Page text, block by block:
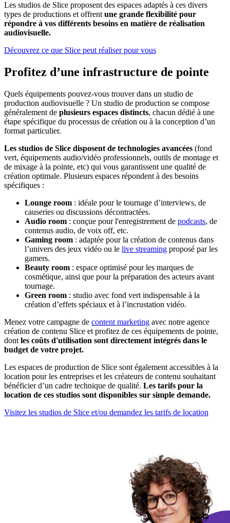
Les studios de Slice proposent des espaces adaptés à ces divers
types de productions et offrent une grande flexibilité pour
répondre à vos différents besoins en matière de réalisation
audiovisuelle.
Découvrez ce que Slice peut réaliser pour vous
Profitez d’une infrastructure de pointe
Quels équipements pouvez-vous trouver dans un studio de
production audiovisuelle ? Un studio de production se compose
généralement de plusieurs espaces distincts, chacun dédié à une
étape spécifique du processus de création ou à la conception d’un
format particulier.
Les studios de Slice disposent de technologies avancées (fond
vert, équipements audio/vidéo professionnels, outils de montage et
de mixage à la pointe, etc) qui vous garantissent une qualité de
création optimale. Plusieurs espaces répondent à des besoins
spécifiques :
Lounge room : idéale pour le tournage d’interviews, de
causeries ou discussions décontractées.
Audio room : conçue pour l'enregistrement de podcasts, de
contenus audio, de voix off, etc.
Gaming room : adaptée pour la création de contenus dans
l’univers des jeux vidéo ou le live streaming proposé par les
gamers.
Beauty room : espace optimisé pour les marques de
cosmétique, ainsi que pour la préparation des acteurs avant
tournage.
Green room : studio avec fond vert indispensable à la
création d’effets spéciaux et à l’incrustation vidéo.
Menez votre campagne de content marketing avec notre agence
création de contenu Slice et profitez de ces équipements de pointe,
dont les coûts d'utilisation sont directement intégrés dans le
budget de votre projet.
Les espaces de production de Slice sont également accessibles à la
location pour les entreprises et les créateurs de contenu souhaitant
bénéficier d’un cadre technique de qualité. Les tarifs pour la
location de ces studios sont disponibles sur simple demande.
Visitez les studios de Slice et/ou demandez les tarifs de location